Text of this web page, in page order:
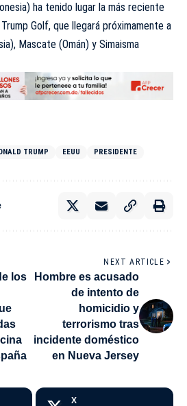
ha tenido lugar la más reciente
Golf, que llegará próximamente a
Mascate (Omán) y Simaisma
TRUMP EEUU PRESIDENTE
los
NEXT ARTICLE
Hombre es acusado
de intento de
homicidio y
terrorismo tras
incidente doméstico
en Nueva Jersey
X